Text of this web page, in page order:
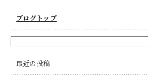
ブログトップ
最近の投稿